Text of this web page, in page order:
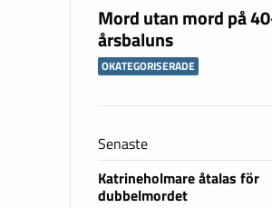
Mord utan mord på
årsbaluns
OKATEGORISERADE
Senaste
Katrineholmare åtalas för
dubbelmordet